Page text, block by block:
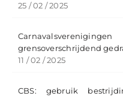
25 / 02 / 2025
grensoverschrijdend
11 / 02 / 2025
CBS: gebruik